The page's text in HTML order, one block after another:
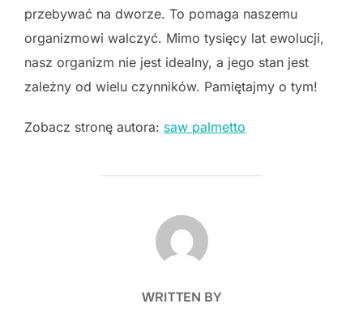
przebywać na dworze. To pomaga naszemu
organizmowi walczyć. Mimo tysięcy lat ewolucji,
nasz organizm nie jest idealny, a jego stan jest
zależny od wielu czynników. Pamiętajmy o tym!
Zobacz stronę autora: saw palmetto
POST AUTHOR
WRITTEN BY